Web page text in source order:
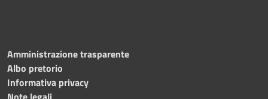
Amministrazione trasparente
Albo pretorio
Informativa privacy